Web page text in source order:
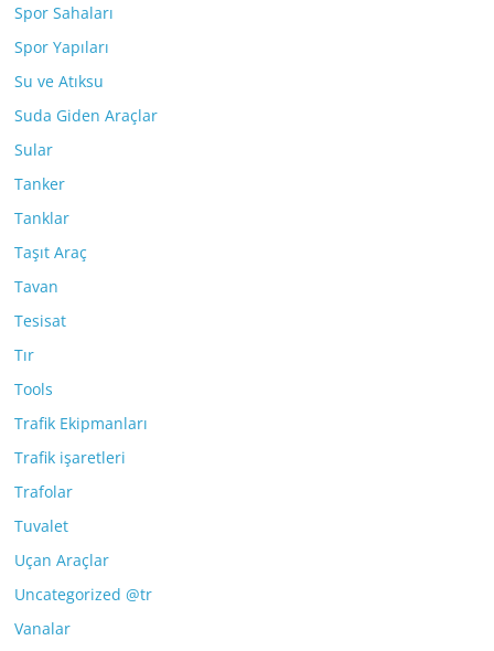
Spor Sahaları
Spor Yapıları
Su ve Atıksu
Suda Giden Araçlar
Sular
Tanker
Tanklar
Taşıt Araç
Tavan
Tesisat
Tır
Tools
Trafik Ekipmanları
Trafik işaretleri
Trafolar
Tuvalet
Uçan Araçlar
Uncategorized @tr
Vanalar